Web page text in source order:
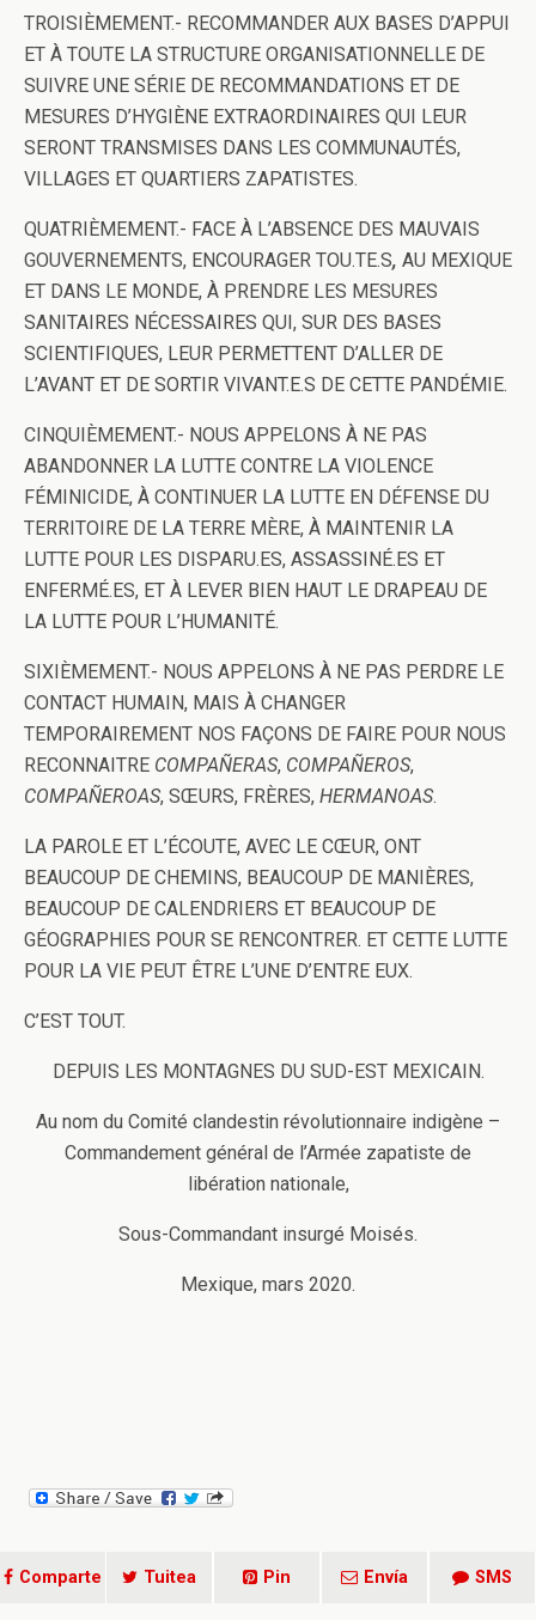
TROISIÈMEMENT.- RECOMMANDER AUX BASES D’APPUI
ET À TOUTE LA STRUCTURE ORGANISATIONNELLE DE
SUIVRE UNE SÉRIE DE RECOMMANDATIONS ET DE
MESURES D’HYGIÈNE EXTRAORDINAIRES QUI LEUR
SERONT TRANSMISES DANS LES COMMUNAUTÉS,
VILLAGES ET QUARTIERS ZAPATISTES.
QUATRIÈMEMENT.- FACE À L’ABSENCE DES MAUVAIS
GOUVERNEMENTS, ENCOURAGER TOU.TE.S, AU MEXIQUE
ET DANS LE MONDE, À PRENDRE LES MESURES
SANITAIRES NÉCESSAIRES QUI, SUR DES BASES
SCIENTIFIQUES, LEUR PERMETTENT D’ALLER DE
L’AVANT ET DE SORTIR VIVANT.E.S DE CETTE PANDÉMIE.
CINQUIÈMEMENT.- NOUS APPELONS À NE PAS
ABANDONNER LA LUTTE CONTRE LA VIOLENCE
FÉMINICIDE, À CONTINUER LA LUTTE EN DÉFENSE DU
TERRITOIRE DE LA TERRE MÈRE, À MAINTENIR LA
LUTTE POUR LES DISPARU.ES, ASSASSINÉ.ES ET
ENFERMÉ.ES, ET À LEVER BIEN HAUT LE DRAPEAU DE
LA LUTTE POUR L’HUMANITÉ.
SIXIÈMEMENT.- NOUS APPELONS À NE PAS PERDRE LE
CONTACT HUMAIN, MAIS À CHANGER
TEMPORAIREMENT NOS FAÇONS DE FAIRE POUR NOUS
RECONNAITRE COMPAÑERAS, COMPAÑEROS,
COMPAÑEROAS, SŒURS, FRÈRES, HERMANOAS.
LA PAROLE ET L’ÉCOUTE, AVEC LE CŒUR, ONT
BEAUCOUP DE CHEMINS, BEAUCOUP DE MANIÈRES,
BEAUCOUP DE CALENDRIERS ET BEAUCOUP DE
GÉOGRAPHIES POUR SE RENCONTRER. ET CETTE LUTTE
POUR LA VIE PEUT ÊTRE L’UNE D’ENTRE EUX.
C’EST TOUT.
DEPUIS LES MONTAGNES DU SUD-EST MEXICAIN.
Au nom du Comité clandestin révolutionnaire indigène –
Commandement général de l’Armée zapatiste de
libération nationale,
Sous-Commandant insurgé Moisés.
Mexique, mars 2020.
Comparte Tuitea Pin Envía SMS